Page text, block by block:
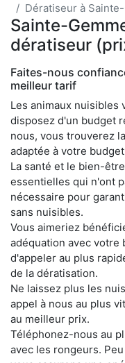
Dératiseur à
Sainte-
dératiseur
Faites-nous
meilleur tarif
Les animaux nuisibles
disposez d'un budget
nous, vous trouverez
adaptée à votre
La santé et le bien-
essentielles qui n'ont
nécessaire pour
sans nuisibles.
Vous aimeriez
adéquation avec votre
d'appeler au plus
de la dératisation.
Ne laissez plus les
appel à nous au plus
au meilleur prix.
Téléphonez-nous au
avec les rongeurs.